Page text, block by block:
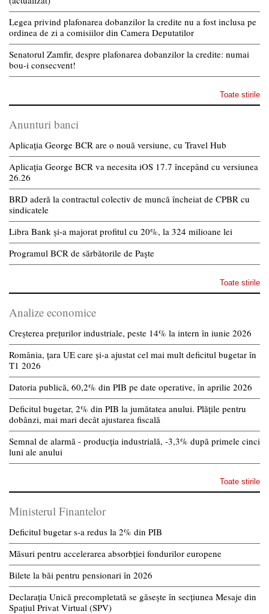
Legea privind plafonarea dobanzilor la credite nu a fost inclusa pe
ordinea de zi a comisiilor din Camera Deputatilor
Senatorul Zamfir, despre plafonarea dobanzilor la credite: numai
bou-i consecvent!
Toate stirile
Anunturi banci
Aplicația George BCR are o nouă versiune, cu Travel Hub
Aplicația George BCR va necesita iOS 17.7 începând cu versiunea
26.26
BRD aderă la contractul colectiv de muncă încheiat de CPBR cu
sindicatele
Libra Bank și-a majorat profitul cu 20%, la 324 milioane lei
Programul BCR de sărbătorile de Paște
Toate stirile
Analize economice
Creșterea prețurilor industriale, peste 14% la intern în iunie 2026
România, țara UE care și-a ajustat cel mai mult deficitul bugetar în
T1 2026
Datoria publică, 60,2% din PIB pe date operative, în aprilie 2026
Deficitul bugetar, 2% din PIB la jumătatea anului. Plățile pentru
dobânzi, mai mari decât ajustarea fiscală
Semnal de alarmă - producția industrială, -3,3% după primele cinci
luni ale anului
Toate stirile
Ministerul Finantelor
Deficitul bugetar s-a redus la 2% din PIB
Măsuri pentru accelerarea absorbției fondurilor europene
Bilete la băi pentru pensionari în 2026
Declarația Unică precompletată se găsește în secțiunea Mesaje din
Spațiul Privat Virtual (SPV)